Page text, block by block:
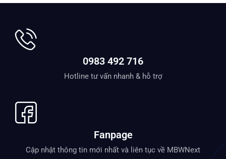
0983 492 716
Hotline tư vấn nhanh & hỗ trợ
Fanpage
Cập nhật thông tin mới nhất và liên tục về MBWNext